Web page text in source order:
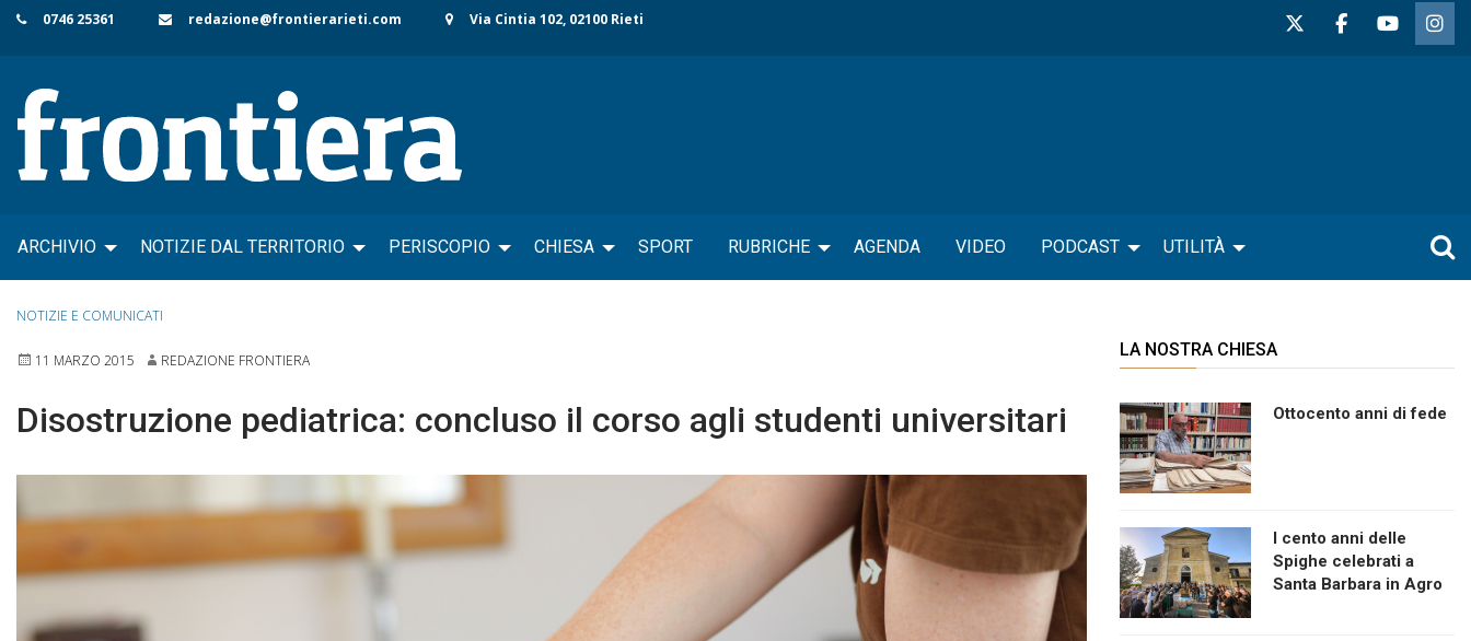
Skip
content
0746 25361 redazione@frontierarieti.com Via Cintia 102, 02100 Rieti
ARCHIVIO NOTIZIE DAL TERRITORIO PERISCOPIO CHIESA SPORT RUBRICHE AGENDA VIDEO PODCAST UTILITÀ
NOTIZIE E COMUNICATI
11 MARZO 2015 REDAZIONE FRONTIERA
Disostruzione pediatrica: concluso il corso agli studenti universitari
LA NOSTRA CHIESA
Ottocento anni di fede
I cento anni delle
Spighe celebrati a
Santa Barbara in Agro